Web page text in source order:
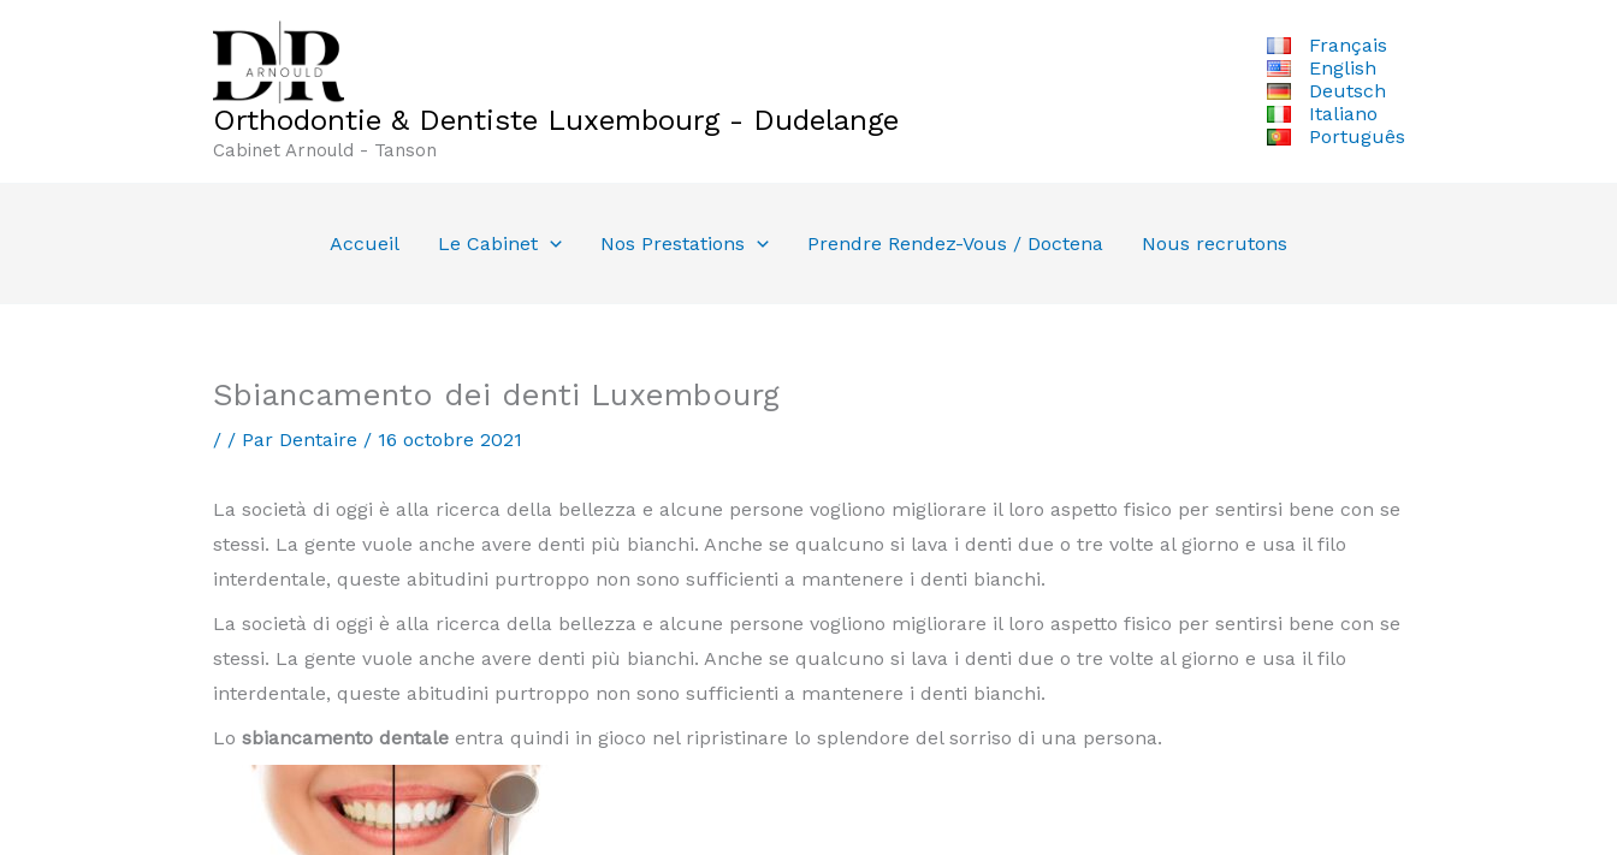
Orthodontie & Dentiste Luxembourg - Dudelange
Cabinet Arnould - Tanson
Français
English
Deutsch
Italiano
Português
Accueil Le Cabinet Nos Prestations Prendre Rendez-Vous / Doctena Nous recrutons
Sbiancamento dei denti Luxembourg
/ / Par Dentaire / 16 octobre 2021
La società di oggi è alla ricerca della bellezza e alcune persone vogliono migliorare il loro aspetto fisico per sentirsi bene con se
stessi. La gente vuole anche avere denti più bianchi. Anche se qualcuno si lava i denti due o tre volte al giorno e usa il filo
interdentale, queste abitudini purtroppo non sono sufficienti a mantenere i denti bianchi.
La società di oggi è alla ricerca della bellezza e alcune persone vogliono migliorare il loro aspetto fisico per sentirsi bene con se
stessi. La gente vuole anche avere denti più bianchi. Anche se qualcuno si lava i denti due o tre volte al giorno e usa il filo
interdentale, queste abitudini purtroppo non sono sufficienti a mantenere i denti bianchi.
Lo sbiancamento dentaleentra quindi in gioco nel ripristinare lo splendore del sorriso di una persona.